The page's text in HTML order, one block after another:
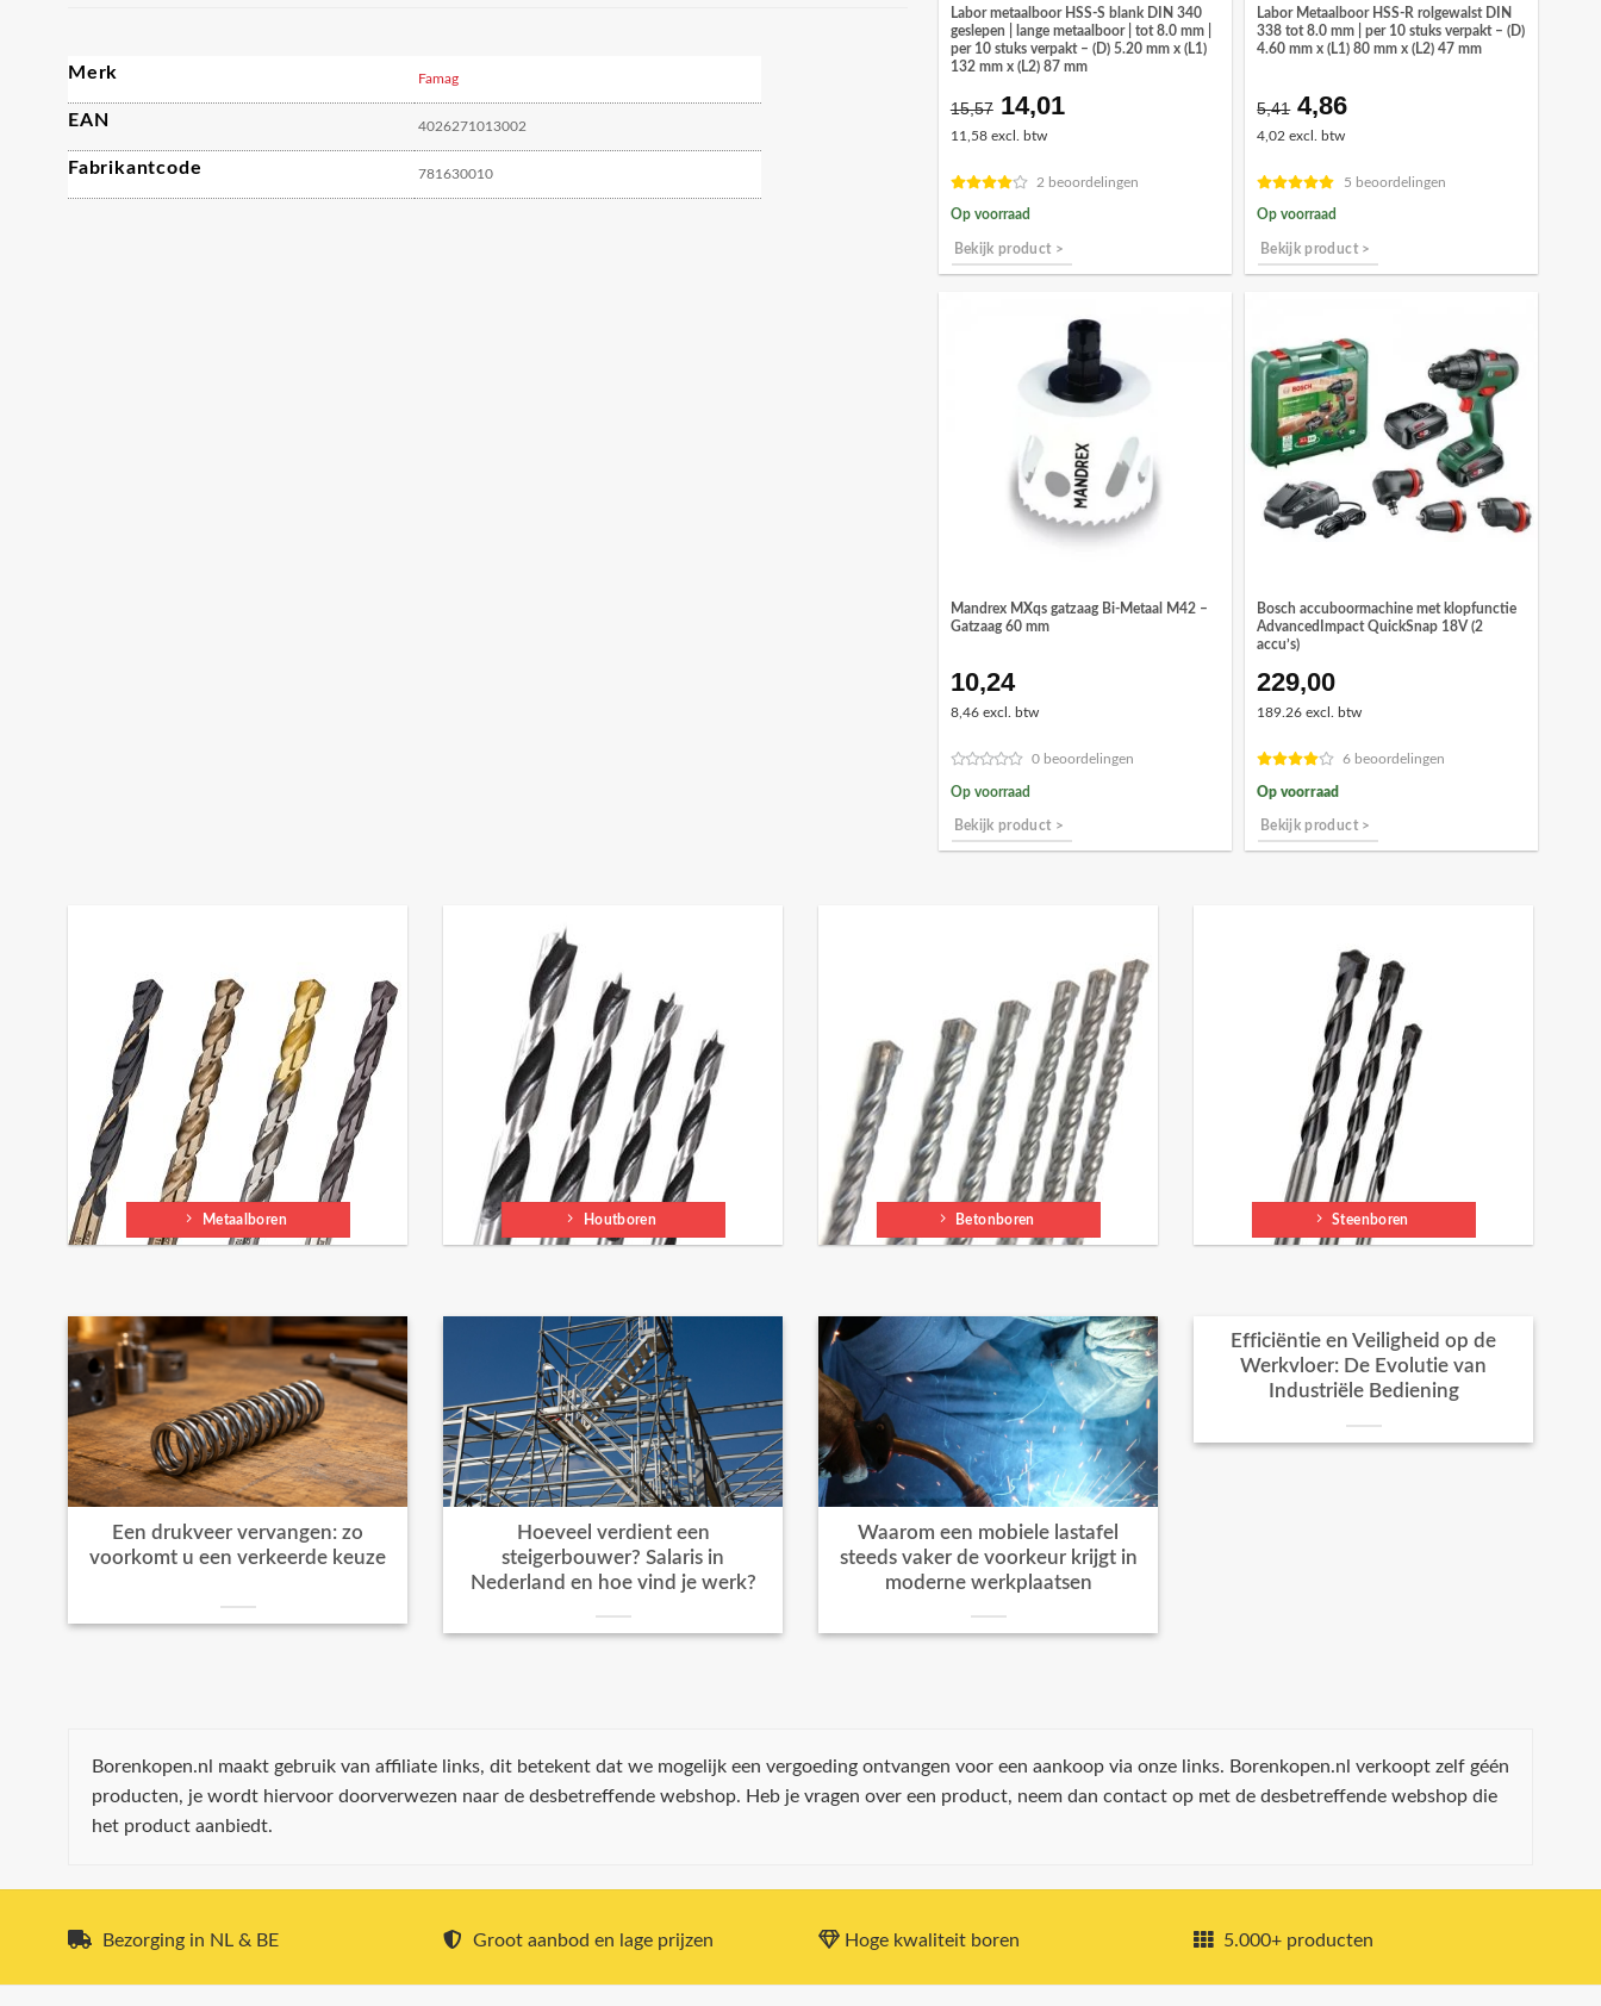
Merk Famag
EAN 4026271013002
Fabrikantcode 781630010
Labor metaalboor HSS-S blank DIN 340
geslepen | lange metaalboor | tot 8.0 mm |
per 10 stuks verpakt – (D) 5.20 mm x (L1)
132 mm x (L2) 87 mm
15,57 Oorspronkelijke
prijs
€15,57.
14,01
€14,01.
11,58 excl. btw
2 beoordelingen
Op voorraad
Bekijk product >
Labor Metaalboor HSS-R rolgewalst DIN
338 tot 8.0 mm | per 10 stuks verpakt – (D)
4.60 mm x (L1) 80 mm x (L2) 47 mm
5,41 Oorspronkelijke
prijs
€5,41.
4,86Huidige
€4,86.
4,02 excl. btw
5 beoordelingen
Op voorraad
Bekijk product >
Mandrex MXqs gatzaag Bi-Metaal M42 –
Gatzaag 60 mm
10,24
8,46 excl. btw
0 beoordelingen
Op voorraad
Bekijk product >
Bosch accuboormachine met klopfunctie
AdvancedImpact QuickSnap 18V (2
accu’s)
229,00
189.26 excl. btw
6 beoordelingen
Op voorraad
Bekijk product >
Metaalboren Houtboren Betonboren Steenboren
Een drukveer vervangen: zo
voorkomt u een verkeerde keuze
Hoeveel verdient een
steigerbouwer? Salaris in
Nederland en hoe vind je werk?
Waarom een mobiele lastafel
steeds vaker de voorkeur krijgt in
moderne werkplaatsen
Efficiëntie en Veiligheid op de
Werkvloer: De Evolutie van
Industriële Bediening
Borenkopen.nl maakt gebruik van affiliate links, dit betekent dat we mogelijk een vergoeding ontvangen voor een aankoop via onze links. Borenkopen.nl verkoopt zelf géén
producten, je wordt hiervoor doorverwezen naar de desbetreffende webshop. Heb je vragen over een product, neem dan contact op met de desbetreffende webshop die
het product aanbiedt.
Bezorging in NL & BE Groot aanbod en lage prijzen Hoge kwaliteit boren 5.000+ producten